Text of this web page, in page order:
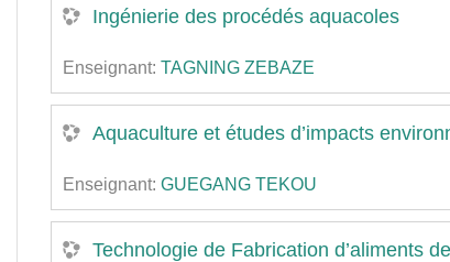
Ingénierie des procédés aquacoles
Enseignant: TAGNING ZEBAZE
Aquaculture et études d’impacts
Enseignant: GUEGANG TEKOU
Technologie de Fabrication d’aliments